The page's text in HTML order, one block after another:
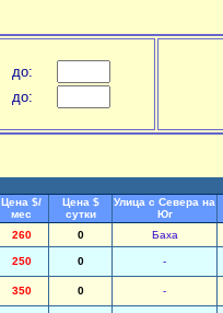
до:
до:
Цена $/
мес
Цена $
сутки
Улица с Севера на
Юг
260 0 Баха
250 0 -
350 0 -